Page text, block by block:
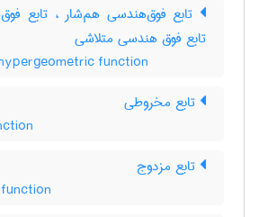
تابع فوق‌هندسی هم‌شار ، تابع
تابع فوق هندسی متلاشی
function
تابع مخروطی
تابع مزدوج